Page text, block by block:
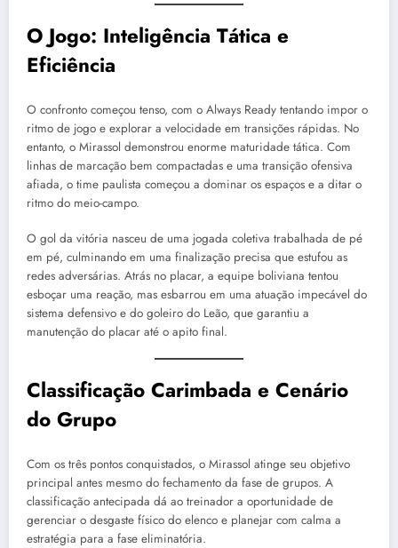
O Jogo: Inteligência Tática e
Eficiência
O confronto começou tenso, com o Always Ready tentando impor o
ritmo de jogo e explorar a velocidade em transições rápidas. No
entanto, o Mirassol demonstrou enorme maturidade tática. Com
linhas de marcação bem compactadas e uma transição ofensiva
afiada, o time paulista começou a dominar os espaços e a ditar o
ritmo do meio-campo.
O gol da vitória nasceu de uma jogada coletiva trabalhada de pé
em pé, culminando em uma finalização precisa que estufou as
redes adversárias. Atrás no placar, a equipe boliviana tentou
esboçar uma reação, mas esbarrou em uma atuação impecável do
sistema defensivo e do goleiro do Leão, que garantiu a
manutenção do placar até o apito final.
Classificação Carimbada e Cenário
do Grupo
Com os três pontos conquistados, o Mirassol atinge seu objetivo
principal antes mesmo do fechamento da fase de grupos. A
classificação antecipada dá ao treinador a oportunidade de
gerenciar o desgaste físico do elenco e planejar com calma a
estratégia para a fase eliminatória.